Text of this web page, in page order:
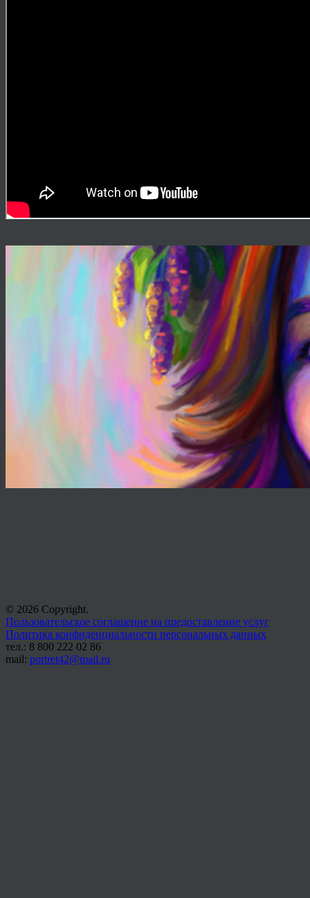
© 2026 Copyright.
Пользовательское соглашение на предоставление услуг
Политика конфиденциальности персональных данных
тел.: 8 800 222 02 86
mail: portret42@mail.ru